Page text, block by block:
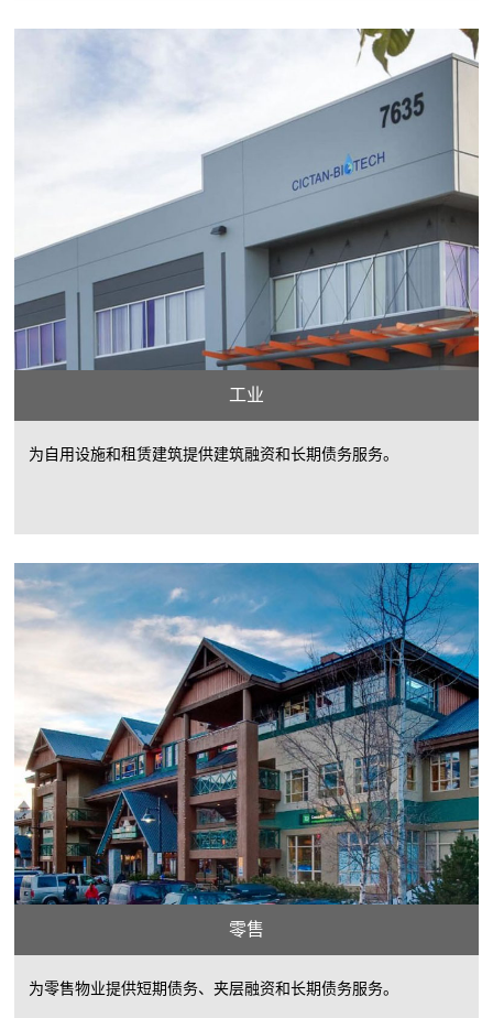
工业
为自用设施和租赁建筑提供建筑融资和长期债务服务。
零售
为零售物业提供短期债务、夹层融资和长期债务服务。